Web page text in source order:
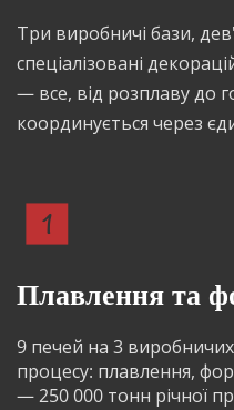
Три виробничі бази,
спеціалізовані
— все, від розплаву до
координується через
Плавлення та
9 печей на 3
процесу: плавлення,
— 250 000 тонн річної